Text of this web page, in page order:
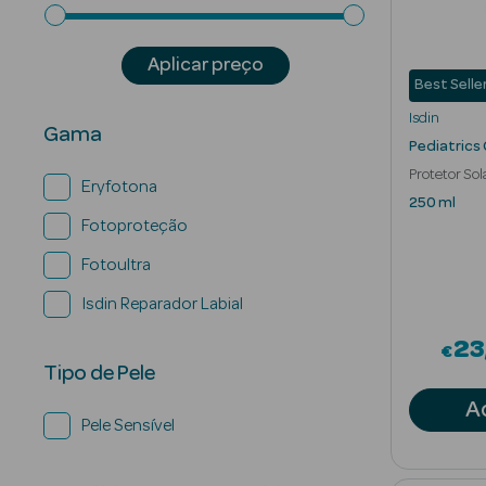
Aplicar preço
Gama
Eryfotona
Fotoproteção
Fotoultra
Isdin Reparador Labial
Tipo de Pele
Pele Sensível
Best
Isdin
Pediatrics
Protetor
Refrescante
250 ml
€23